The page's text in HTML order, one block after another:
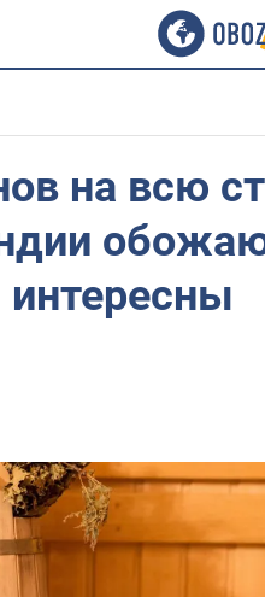
на всю